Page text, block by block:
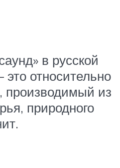
в русской
относительно
производимый из
природного